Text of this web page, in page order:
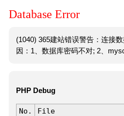
Database Error
(1040) 365建站错误警告：连接
因：1、数据库密码不对; 2、
PHP Debug
No. File